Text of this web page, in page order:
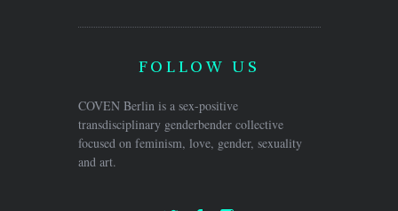
FOLLOW US
COVEN Berlin is a sex-positive
transdisciplinary genderbender collective
focused on feminism, love, gender, sexuality
and art.